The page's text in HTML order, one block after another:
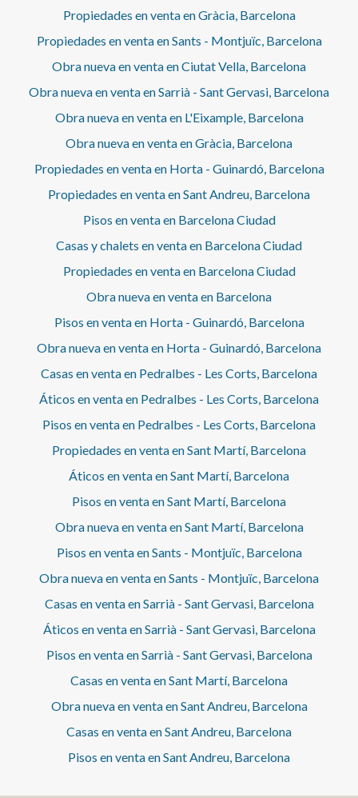
Propiedades en venta en Gràcia, Barcelona
Propiedades en venta en Sants - Montjuïc, Barcelona
Obra nueva en venta en Ciutat Vella, Barcelona
Obra nueva en venta en Sarrià - Sant Gervasi, Barcelona
Obra nueva en venta en L'Eixample, Barcelona
Obra nueva en venta en Gràcia, Barcelona
Propiedades en venta en Horta - Guinardó, Barcelona
Propiedades en venta en Sant Andreu, Barcelona
Pisos en venta en Barcelona Ciudad
Casas y chalets en venta en Barcelona Ciudad
Propiedades en venta en Barcelona Ciudad
Obra nueva en venta en Barcelona
Pisos en venta en Horta - Guinardó, Barcelona
Obra nueva en venta en Horta - Guinardó, Barcelona
Casas en venta en Pedralbes - Les Corts, Barcelona
Áticos en venta en Pedralbes - Les Corts, Barcelona
Pisos en venta en Pedralbes - Les Corts, Barcelona
Propiedades en venta en Sant Martí, Barcelona
Áticos en venta en Sant Martí, Barcelona
Pisos en venta en Sant Martí, Barcelona
Obra nueva en venta en Sant Martí, Barcelona
Pisos en venta en Sants - Montjuïc, Barcelona
Obra nueva en venta en Sants - Montjuïc, Barcelona
Casas en venta en Sarrià - Sant Gervasi, Barcelona
Áticos en venta en Sarrià - Sant Gervasi, Barcelona
Pisos en venta en Sarrià - Sant Gervasi, Barcelona
Casas en venta en Sant Martí, Barcelona
Obra nueva en venta en Sant Andreu, Barcelona
Casas en venta en Sant Andreu, Barcelona
Pisos en venta en Sant Andreu, Barcelona